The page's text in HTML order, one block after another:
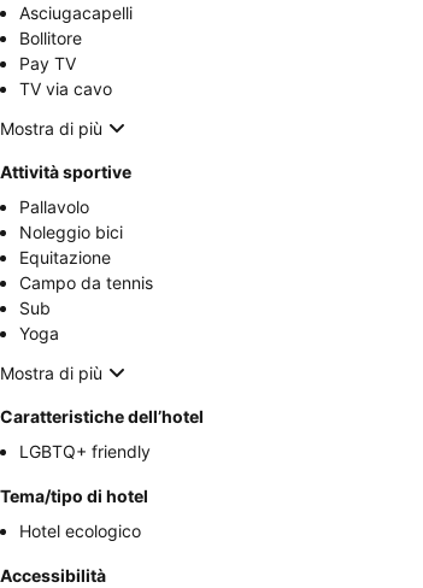
Asciugacapelli
Bollitore
Pay TV
TV via cavo
Mostra di più
Attività sportive
Pallavolo
Noleggio bici
Equitazione
Campo da tennis
Sub
Yoga
Mostra di più
Caratteristiche dell’hotel
LGBTQ+ friendly
Tema/tipo di hotel
Hotel ecologico
Accessibilità